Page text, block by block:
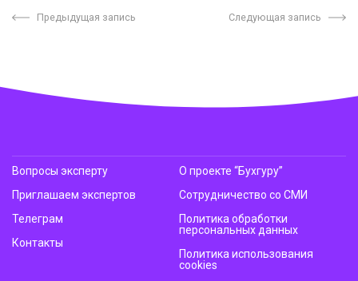
Предыдущая запись Следующая запись
Вопросы эксперту
Приглашаем экспертов
Телеграм
Контакты
О проекте “Бухгуру”
Сотрудничество со СМИ
Политика обработки
персональных данных
Политика использования
cookies